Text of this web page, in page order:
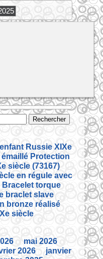
Russie XIXe
émaillé Protection
siècle (73167)
en régule avec
Bracelet torque
braclet slave
bronze réalisé
siècle
mai 2026
2026
janvier